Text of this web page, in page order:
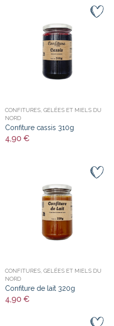
CONFITURES, GELÉES ET MIELS DU
NORD
Confiture cassis 310g
4,90 €
CONFITURES, GELÉES ET MIELS DU
NORD
Confiture de lait 320g
4,90 €